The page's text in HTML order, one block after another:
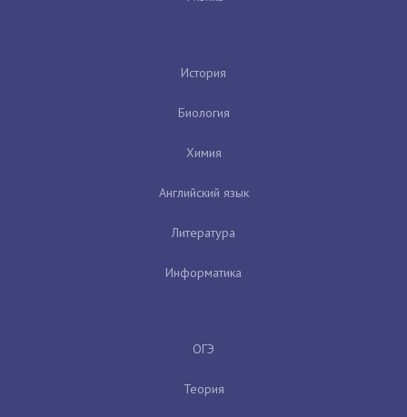
История
Биология
Химия
Английский язык
Литература
Информатика
ОГЭ
Теория